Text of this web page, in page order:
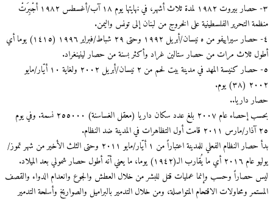
٣- حصار بيروت ١٩٨٢ لمدة ثلاث أشهر، في نهايتها يوم ١٨ آب/أغسطس ١٩٨٢ أجْبِرَتْ
منظمة التحرير الفلسطينية على الخروج من لبنان إلى تونس واليمن.
٤- حصار سيراييفو من ه نيسان/أبريل ١٩٩٢ وحتى ٢٩ شباط/فبراير ١٩٩٦ (١٤١٥) يوما أي
أطول ثلاث مرات من حصار ستالين غراد وأكثر بسنة من حصار لينينغراد.
٥- حصار كنيسة المهد في مدينة بيت لحم من ٢ نيسان/أبريل ٢٠٠٢ ولغاية ١٠ أيّار/مايو
٢٠٠٢ (٣٨) يوم.
حصار داريا..
بحسب إحصاء عام ٢٠٠٧ بلغ عدد سكان داريا (معقل الغساسنة) ٢٥٥٠٠٠ نسمة. وفي يوم
٢٥ آذار/مارس ٢٠١١ قامت أول التظاهرات في المدينة ضد النظام.
بدأ حصار النظام الفعلي للمدينة اعتباراً من ١ أيّار/مايو ٢٠١١ وحتى الثلث الأخير من شهر تموز/
يوليو عام ٢٠١٦ أي ما يُقارب الـ(١٩٤٢) يوما، ما يعني أنّه أطول حصار شمولي بعد الميلاد.
ليس حصاراً وحسب وإنما عمليات قتل للبشر من خلال العطش والجوع وانعدام الدواء والقصف
المستمر ومحاولات الاقتحام المتواصلة، ومن خلال التدمير بالبراميل والصواريخ وأسلحة التدمير